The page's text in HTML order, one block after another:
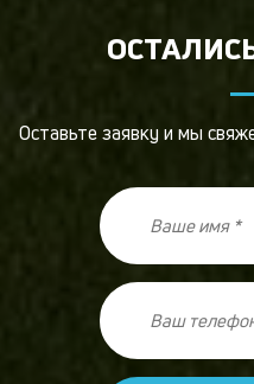
Оставьте заявку и мы